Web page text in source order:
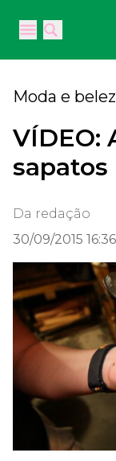
Open main
Open
Moda e
VÍDEO:
sapatos
Da redação
30/09/2015 16:36